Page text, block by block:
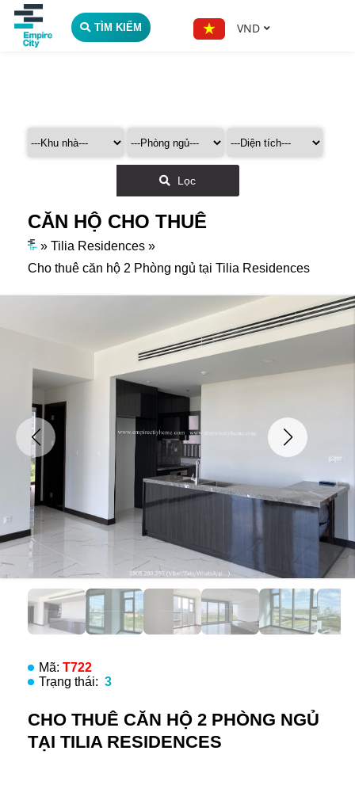
TÌM KIẾM VND
Lọc
CĂN HỘ CHO THUÊ
»Tilia Residences »
Cho thuê căn hộ 2 Phòng ngủ tại Tilia Residences
Mã:T722
Trạng thái:3
CHO THUÊ CĂN HỘ 2 PHÒNG NGỦ
TẠI TILIA RESIDENCES